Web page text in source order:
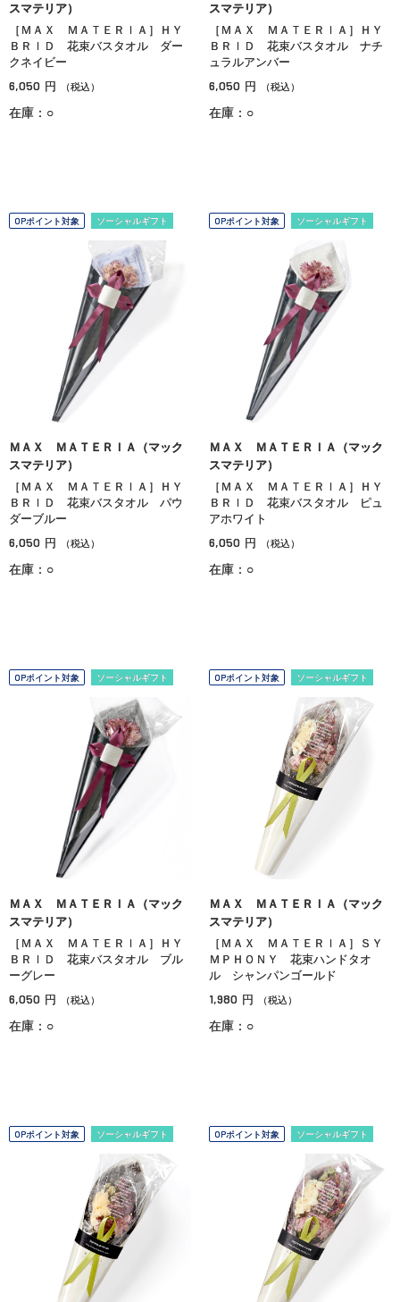
スマテリア）
［ＭＡＸ ＭＡＴＥＲＩＡ］ＨＹ
ＢＲＩＤ 花束バスタオル ダー
クネイビー
6,050 円 （税込）
在庫：○
スマテリア）
［ＭＡＸ ＭＡＴＥＲＩＡ］ＨＹ
ＢＲＩＤ 花束バスタオル ナチ
ュラルアンバー
6,050 円 （税込）
在庫：○
OPポイント対象 ソーシャルギフト
ＭＡＸ ＭＡＴＥＲＩＡ（マック
スマテリア）
［ＭＡＸ ＭＡＴＥＲＩＡ］ＨＹ
ＢＲＩＤ 花束バスタオル パウ
ダーブルー
6,050 円 （税込）
在庫：○
OPポイント対象 ソーシャルギフト
ＭＡＸ ＭＡＴＥＲＩＡ（マック
スマテリア）
［ＭＡＸ ＭＡＴＥＲＩＡ］ＨＹ
ＢＲＩＤ 花束バスタオル ピュ
アホワイト
6,050 円 （税込）
在庫：○
OPポイント対象 ソーシャルギフト
ＭＡＸ ＭＡＴＥＲＩＡ（マック
スマテリア）
［ＭＡＸ ＭＡＴＥＲＩＡ］ＨＹ
ＢＲＩＤ 花束バスタオル ブル
ーグレー
6,050 円 （税込）
在庫：○
OPポイント対象 ソーシャルギフト
ＭＡＸ ＭＡＴＥＲＩＡ（マック
スマテリア）
［ＭＡＸ ＭＡＴＥＲＩＡ］ＳＹ
ＭＰＨＯＮＹ 花束ハンドタオ
ル シャンパンゴールド
1,980 円 （税込）
在庫：○
OPポイント対象 ソーシャルギフト OPポイント対象 ソーシャルギフト